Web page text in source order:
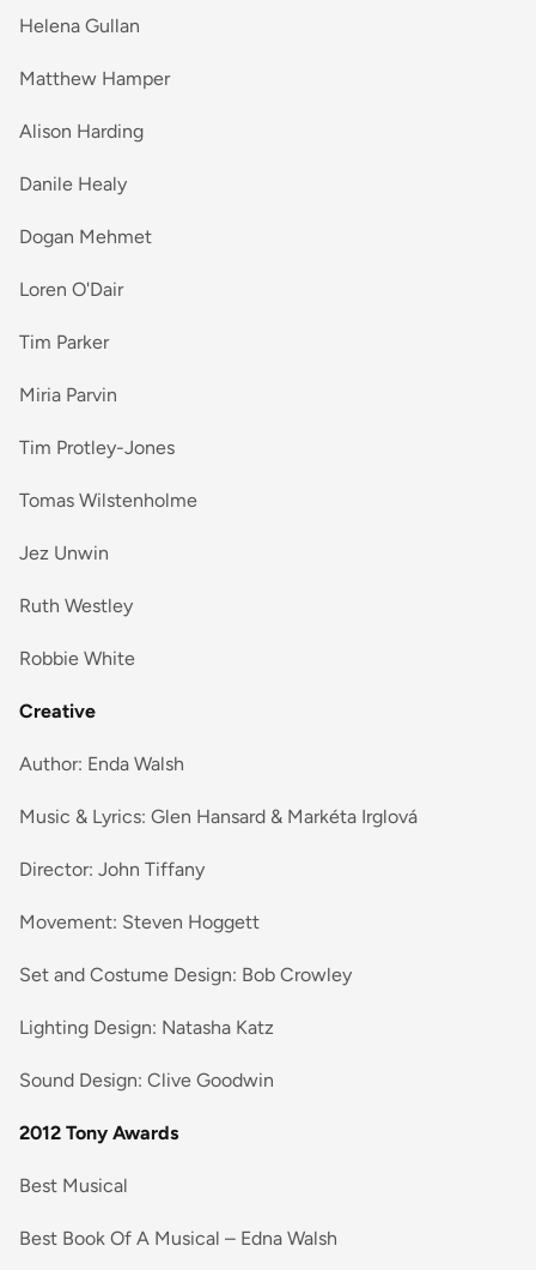
Helena Gullan
Matthew Hamper
Alison Harding
Danile Healy
Dogan Mehmet
Loren O'Dair
Tim Parker
Miria Parvin
Tim Protley-Jones
Tomas Wilstenholme
Jez Unwin
Ruth Westley
Robbie White
Creative
Author: Enda Walsh
Music & Lyrics: Glen Hansard & Markéta Irglová
Director: John Tiffany
Movement: Steven Hoggett
Set and Costume Design: Bob Crowley
Lighting Design: Natasha Katz
Sound Design: Clive Goodwin
2012 Tony Awards
Best Musical
Best Book Of A Musical – Edna Walsh